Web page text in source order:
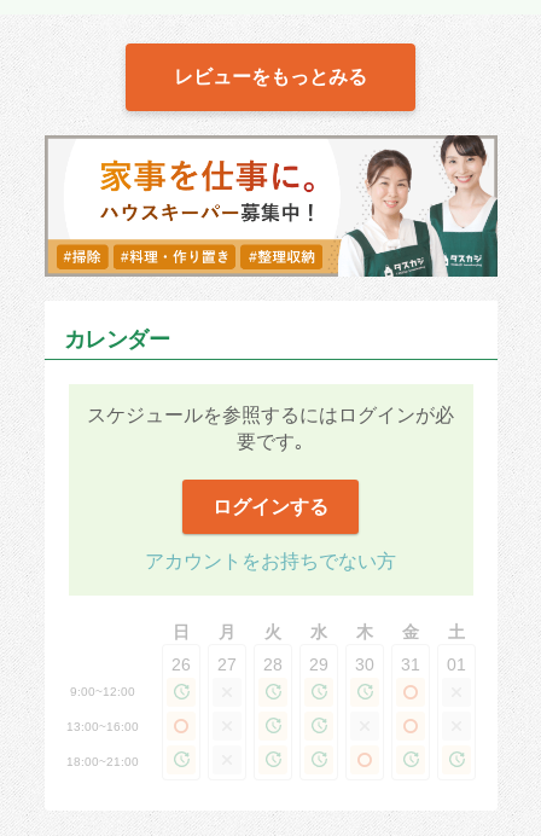
レビューをもっとみる
カレンダー
スケジュールを参照するにはログインが必
要です｡
ログインする
アカウントをお持ちでない方
日 月 火 水 木 金 土
9:00~12:00
13:00~16:00
18:00~21:00
26 27 28 29 30 31 01